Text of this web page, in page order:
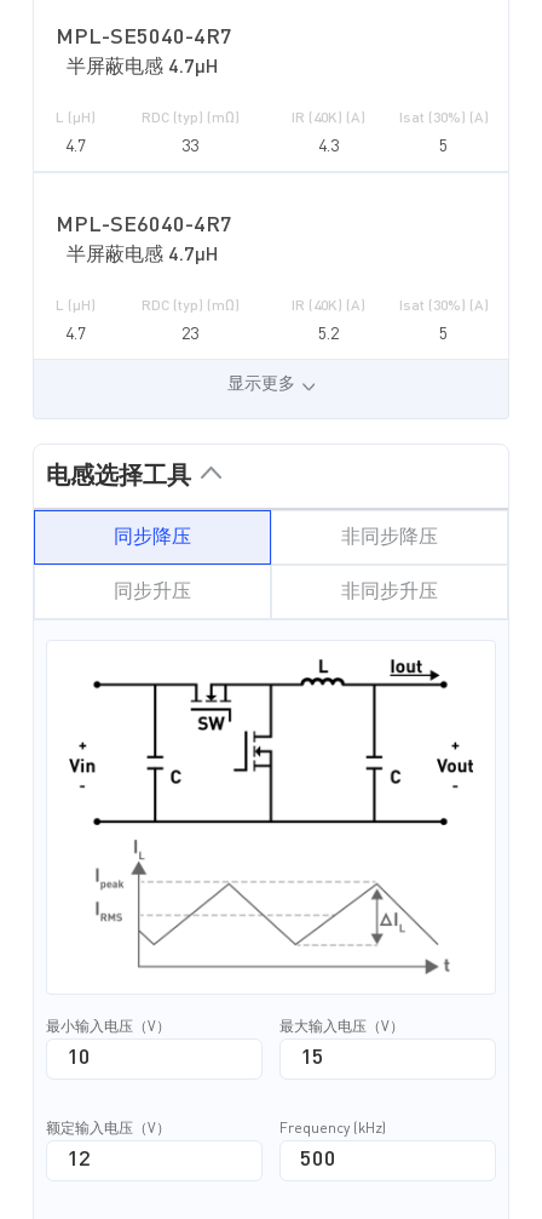
MPL-SE5040-4R7
半屏蔽电感 4.7µH
L (µH) RDC (typ) (mΩ) IR (40K) (A) Isat (30%) (A)
4.7 33 4.3 5
MPL-SE6040-4R7
半屏蔽电感 4.7µH
L (µH) RDC (typ) (mΩ) IR (40K) (A) Isat (30%) (A)
4.7 23 5.2 5
显示更多
电感选择工具
同步降压 非同步降压
同步升压 非同步升压
最小输入电压（V） 最大输入电压（V）
额定输入电压（V） Frequency (kHz)